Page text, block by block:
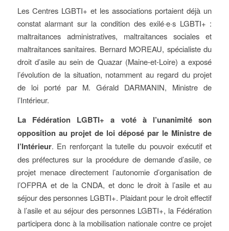
Les Centres LGBTI+ et les associations portaient déjà un
constat alarmant sur la condition des exilé·e·s LGBTI+ :
maltraitances administratives, maltraitances sociales et
maltraitances sanitaires. Bernard MOREAU, spécialiste du
droit d’asile au sein de Quazar (Maine-et-Loire) a exposé
l’évolution de la situation, notamment au regard du projet
de loi porté par M. Gérald DARMANIN, Ministre de
l’Intérieur.
La Fédération LGBTI+ a voté à l’unanimité son
opposition au projet de loi déposé par le Ministre de
l’Intérieur. En renforçant la tutelle du pouvoir exécutif et
des préfectures sur la procédure de demande d’asile, ce
projet menace directement l’autonomie d’organisation de
l’OFPRA et de la CNDA, et donc le droit à l’asile et au
séjour des personnes LGBTI+. Plaidant pour le droit effectif
à l’asile et au séjour des personnes LGBTI+, la Fédération
participera donc à la mobilisation nationale contre ce projet